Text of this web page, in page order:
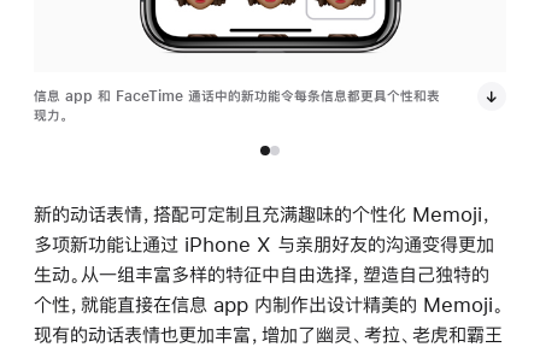
信息 app 和 FaceTime 通话中的新功能令每条信息都更具个性和表
现力。
新的动话表情，搭配可定制且充满趣味的个性化 Memoji，
多项新功能让通过 iPhone X 与亲朋好友的沟通变得更加
生动。从一组丰富多样的特征中自由选择，塑造自己独特的
个性，就能直接在信息 app 内制作出设计精美的 Memoji。
现有的动话表情也更加丰富，增加了幽灵、考拉、老虎和霸王